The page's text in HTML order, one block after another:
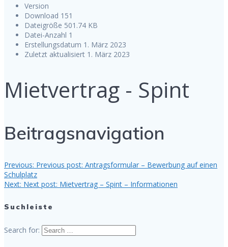
Version
Download 151
Dateigröße 501.74 KB
Datei-Anzahl 1
Erstellungsdatum 1. März 2023
Zuletzt aktualisiert 1. März 2023
Mietvertrag - Spint
Beitragsnavigation
Previous: Previous post: Antragsformular – Bewerbung auf einen
Schulplatz
Next: Next post: Mietvertrag – Spint – Informationen
Suchleiste
Search for: